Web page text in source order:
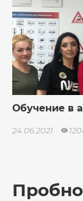
Обучение в
24.06.2021